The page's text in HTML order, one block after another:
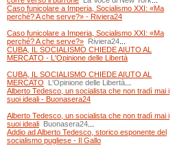
Caso funicolare a Imperia, Socialismo XXI: «Ma
perché? A che serve?» - Riviera24
Caso funicolare a Imperia, Socialismo XXI: «Ma
perché? A che serve?» Riviera24
CUBA, IL SOCIALISMO CHIEDE AIUTO AL
MERCATO - L'Opinione delle Libertà
CUBA, IL SOCIALISMO CHIEDE AIUTO AL
MERCATO
L'Opinione delle Libertà
Alberto Tedesco, un socialista che non tradì mai i
suoi ideali - Buonasera24
Alberto Tedesco, un socialista che non tradì mai i
suoi ideali Buonasera24
Addio ad Alberto Tedesco, storico esponente del
socialismo pugliese - Il Gallo